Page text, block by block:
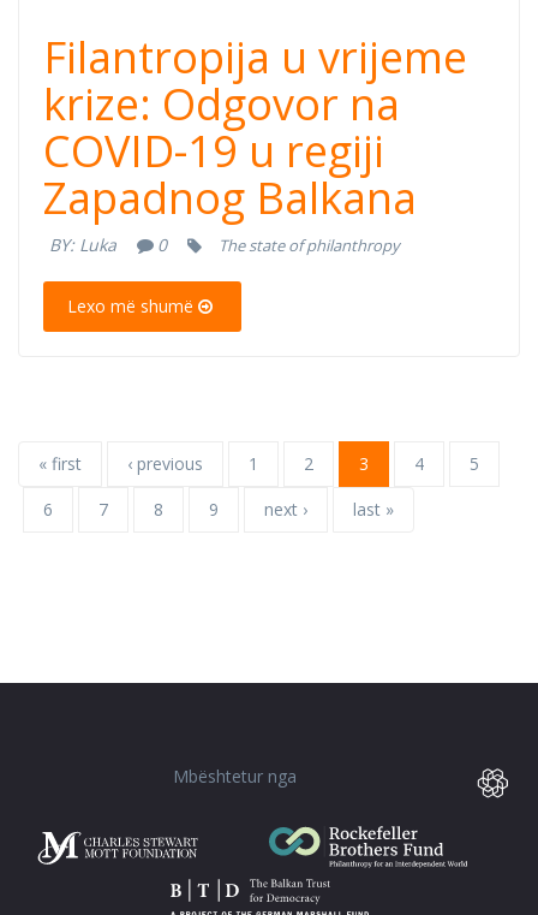
Filantropija u
vrijeme krize:
Odgovor na
COVID-19 u
regiji Zapadnog
Balkana
Filantropija u vrijeme
krize: Odgovor na
COVID-19 u regiji
Zapadnog Balkana
BY: Luka 0 The state of philanthropy
Lexo më shumë
« first ‹ previous 1 2 3 4
5
6
7 8 9 next › last »
Mbështetur nga